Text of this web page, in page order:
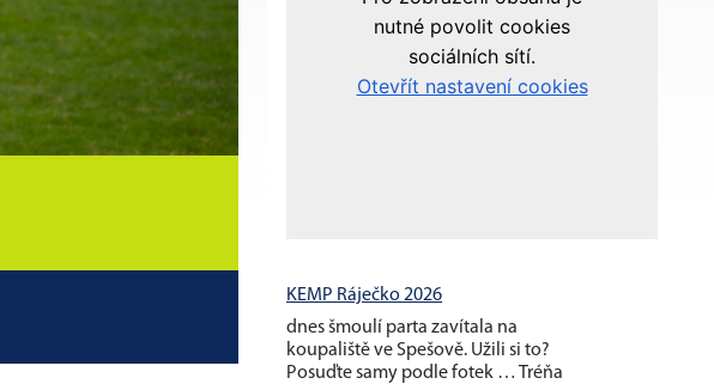
KEMP Ráječko 2026
dnes šmoulí parta zavítala na
koupaliště ve Spešově. Užili si to?
Posuďte samy podle fotek … Tréňa